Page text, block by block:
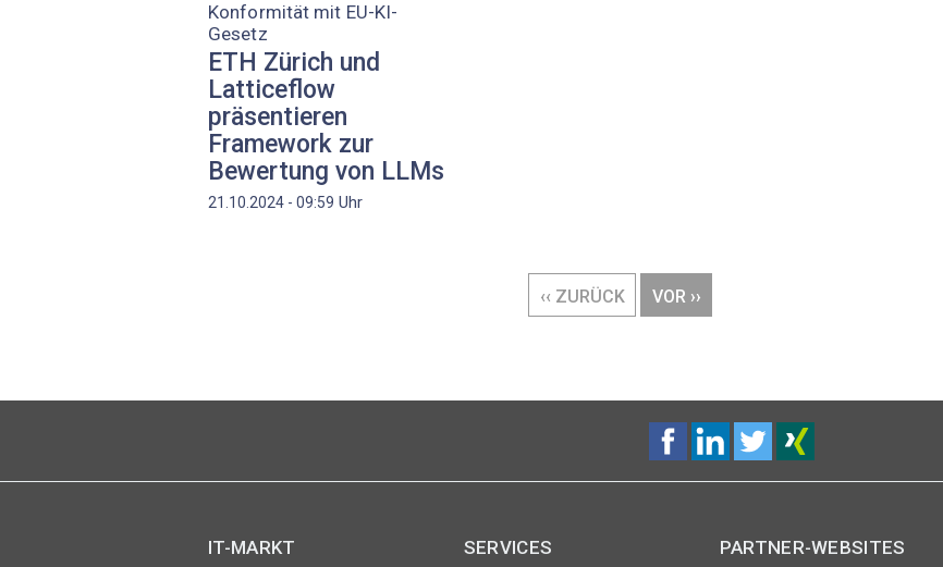
Konformität mit EU-KI-
Gesetz
ETH Zürich und
Latticeflow
präsentieren
Framework zur
Bewertung von LLMs
21.10.2024 - 09:59 Uhr
VORHERIGE
‹‹ ZURÜCK
NÄCHSTE
VOR ››
IT-MARKT SERVICES PARTNER-WEBSITES